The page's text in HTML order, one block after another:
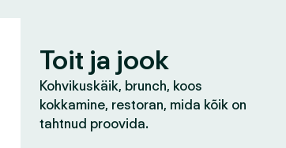
Toit ja jook
Kohvikuskäik, brunch, koos
kokkamine, restoran, mida kõik on
tahtnud proovida.